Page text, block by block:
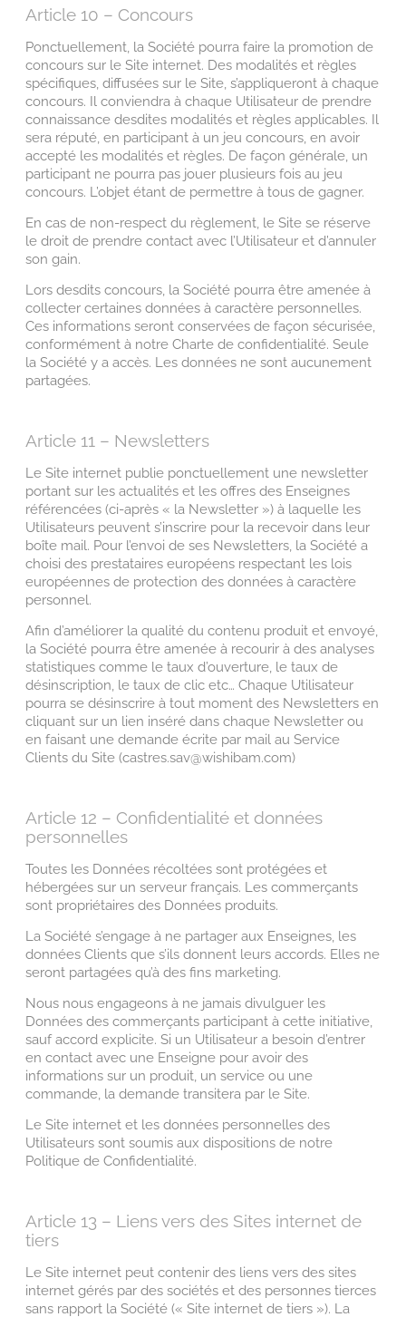
Article 10 – Concours
Ponctuellement, la Société pourra faire la promotion de
concours sur le Site internet. Des modalités et règles
spécifiques, diffusées sur le Site, s’appliqueront à chaque
concours. Il conviendra à chaque Utilisateur de prendre
connaissance desdites modalités et règles applicables. Il
sera réputé, en participant à un jeu concours, en avoir
accepté les modalités et règles. De façon générale, un
participant ne pourra pas jouer plusieurs fois au jeu
concours. L’objet étant de permettre à tous de gagner.
En cas de non-respect du règlement, le Site se réserve
le droit de prendre contact avec l’Utilisateur et d’annuler
son gain.
Lors desdits concours, la Société pourra être amenée à
collecter certaines données à caractère personnelles.
Ces informations seront conservées de façon sécurisée,
conformément à notre Charte de confidentialité. Seule
la Société y a accès. Les données ne sont aucunement
partagées.
Article 11 – Newsletters
Le Site internet publie ponctuellement une newsletter
portant sur les actualités et les offres des Enseignes
référencées (ci-après « la Newsletter ») à laquelle les
Utilisateurs peuvent s’inscrire pour la recevoir dans leur
boîte mail. Pour l’envoi de ses Newsletters, la Société a
choisi des prestataires européens respectant les lois
européennes de protection des données à caractère
personnel.
Afin d’améliorer la qualité du contenu produit et envoyé,
la Société pourra être amenée à recourir à des analyses
statistiques comme le taux d’ouverture, le taux de
désinscription, le taux de clic etc… Chaque Utilisateur
pourra se désinscrire à tout moment des Newsletters en
cliquant sur un lien inséré dans chaque Newsletter ou
en faisant une demande écrite par mail au Service
Clients du Site (castres.sav@wishibam.com)
Article 12 – Confidentialité et données
personnelles
Toutes les Données récoltées sont protégées et
hébergées sur un serveur français. Les commerçants
sont propriétaires des Données produits.
La Société s’engage à ne partager aux Enseignes, les
données Clients que s’ils donnent leurs accords. Elles ne
seront partagées qu’à des fins marketing.
Nous nous engageons à ne jamais divulguer les
Données des commerçants participant à cette initiative,
sauf accord explicite. Si un Utilisateur a besoin d’entrer
en contact avec une Enseigne pour avoir des
informations sur un produit, un service ou une
commande, la demande transitera par le Site.
Le Site internet et les données personnelles des
Utilisateurs sont soumis aux dispositions de notre
Politique de Confidentialité.
Article 13 – Liens vers des Sites internet de
tiers
Le Site internet peut contenir des liens vers des sites
internet gérés par des sociétés et des personnes tierces
sans rapport la Société (« Site internet de tiers »). La